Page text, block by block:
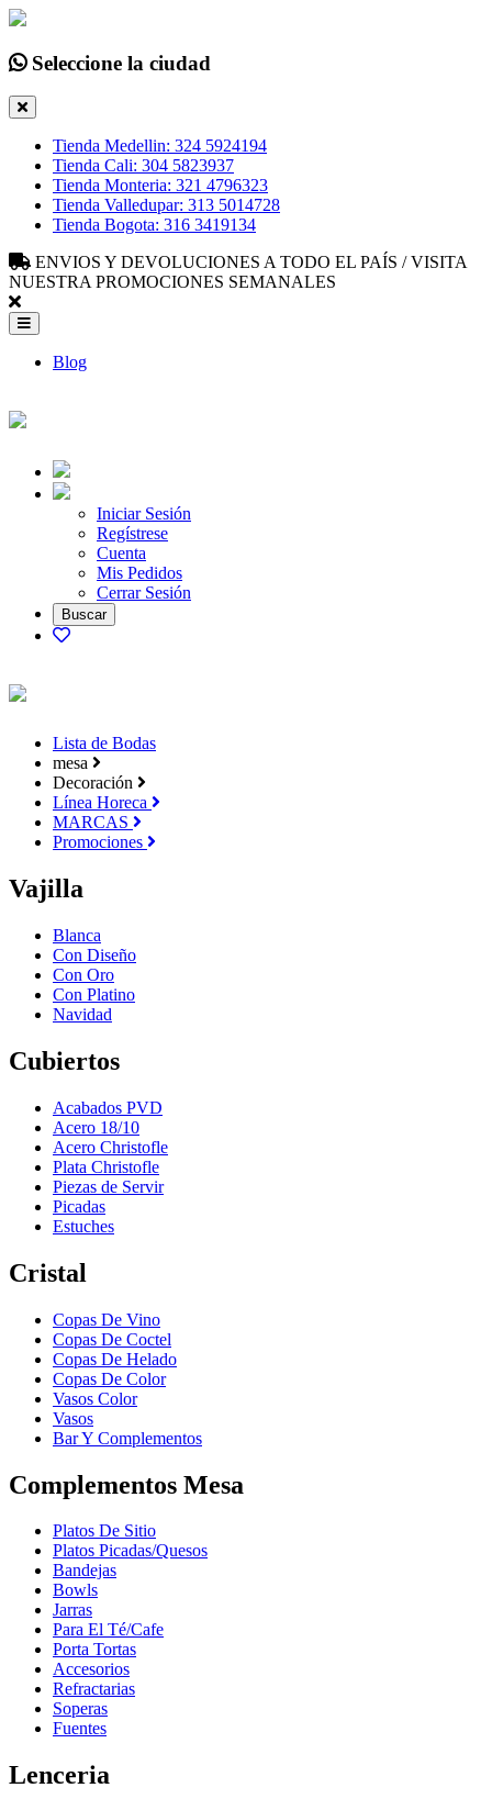
Seleccione la ciudad
Tienda Medellin: 324 5924194
Tienda Cali: 304 5823937
Tienda Monteria: 321 4796323
Tienda Valledupar: 313 5014728
Tienda Bogota: 316 3419134
ENVIOS Y DEVOLUCIONES A TODO EL PAÍS / VISITA
NUESTRA PROMOCIONES SEMANALES
Blog
Iniciar Sesión
Regístrese
Cuenta
Mis Pedidos
Cerrar Sesión
Lista de Bodas
mesa
Decoración
Línea Horeca
MARCAS
Promociones
Vajilla
Blanca
Con Diseño
Con Oro
Con Platino
Navidad
Cubiertos
Acabados PVD
Acero 18/10
Acero Christofle
Plata Christofle
Piezas de Servir
Picadas
Estuches
Cristal
Copas De Vino
Copas De Coctel
Copas De Helado
Copas De Color
Vasos Color
Vasos
Bar Y Complementos
Complementos Mesa
Platos De Sitio
Platos Picadas/Quesos
Bandejas
Bowls
Jarras
Para El Té/Cafe
Porta Tortas
Accesorios
Refractarias
Soperas
Fuentes
Lenceria